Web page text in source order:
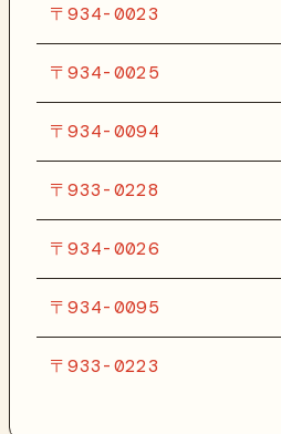
〒934-0023
〒934-0025
〒934-0094
〒933-0228
〒934-0026
〒934-0095
〒933-0223